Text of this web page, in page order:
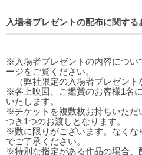
入場者プレゼントの配布に関する
※入場者プレゼントの内容につい
ージをご覧ください。
（弊社限定の入場者プレゼント
※各上映回、ご鑑賞のお客様1名
いたします。
※チケットを複数枚お持ちいただ
つき1つのお渡しとなります。
※数に限りがございます。なくな
でご了承ください。
※特別な指定がある作品の場合、